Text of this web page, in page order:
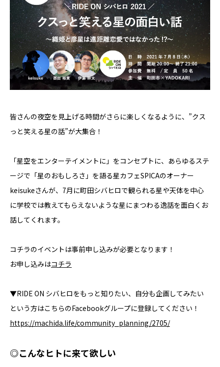
皆さんの夜空を見上げる時間がさらに楽しくなるように、”クス
っと笑える星の話”が大集合！
「星空をエンターテイメントに」をコンセプトに、あらゆるステ
ージで「星のおもしろさ」を語る星カフェSPICAのオーナー
keisukeさんが、7月に町田シバヒロで観られる星や天体を中心
に学校では教えてもらえないような星にまつわる逸話を面白くお
話してくれます。
コチラのイベントは事前申し込みが必要となります！
お申し込みはコチラ
▼RIDE ON シバヒロをもっと知りたい、自分も企画してみたい
という方はこちらのFacebookグループに登録してください！
https://machida.life/community_planning/2705/
◎こんなヒトに来て欲しい